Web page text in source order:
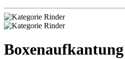
Boxenaufkantung